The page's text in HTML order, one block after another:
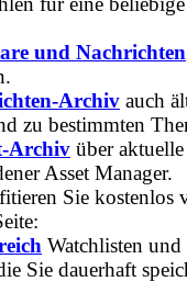
und Nachrichten
Archiv auch
zu bestimmten
Archiv über
Asset Manager.
Sie kostenlos
Watchlisten und
Sie dauerhaft